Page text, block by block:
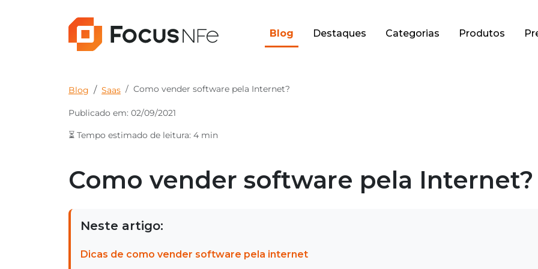
Blog Destaques Categorias Produtos
Blog Saas Como vender software pela Internet?
Publicado em: 02/09/2021
⏳ Tempo estimado de leitura: 4 min
Como vender software pela Internet?
Neste artigo:
Dicas de como vender software pela internet